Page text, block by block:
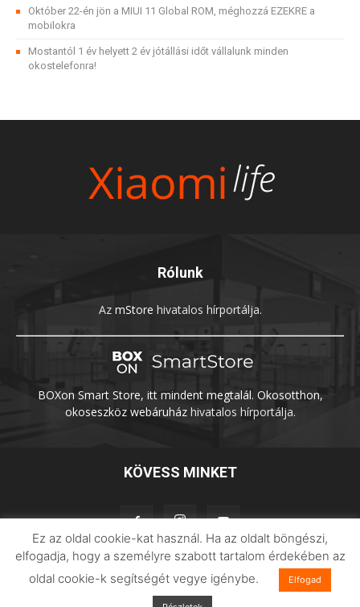
Október 22-én jön a MIUI 11 Global ROM, méghozzá EZEKRE a
mobilokra
Mostantól 1 év helyett 2 év jótállási időt vállalunk minden
okostelefonra!
Rólunk
Az mStore hivatalos hírportálja.
BOXon Smart Store, itt mindent megtalál. Okosotthon,
okoseszköz webáruházhivatalos hírportálja.
KÖVESS MINKET
Adatvédelem Impresszum Imilab
Ez az oldal cookie-kat használ. Ha az oldalt böngészi,
elfogadja, hogy a személyre szabott tartalom érdekében az
oldal cookie-k segítségét vegye igénybe.
Elfogad